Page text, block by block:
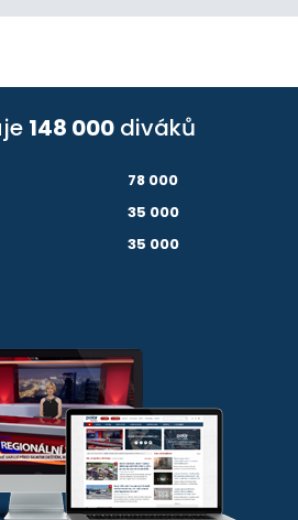
148 000 diváků
78 000
35 000
35 000